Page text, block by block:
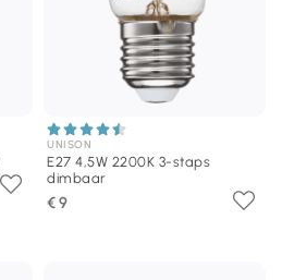
UNISON
E27 4,5W 2200K 3-staps
dimbaar
€ 9